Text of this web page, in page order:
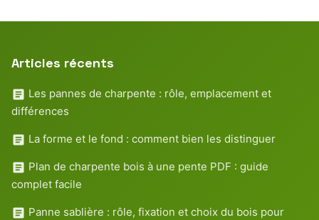
Articles récents
Les pannes de charpente : rôle, emplacement et
différences
La forme et le fond : comment bien les distinguer
Plan de charpente bois à une pente PDF : guide
complet facile
Panne sablière : rôle, fixation et choix du bois pour